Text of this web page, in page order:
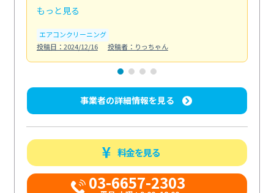
もっと見る
エアコンクリーニング
投稿日：2024/12/16
投稿者：りっちゃん
事業者の詳細情報を見る
料金を見る
03-6657-2303